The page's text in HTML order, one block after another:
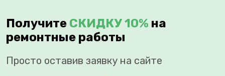
Получите СКИДКУ 10% на
ремонтные работы
Просто оставив заявку на сайте